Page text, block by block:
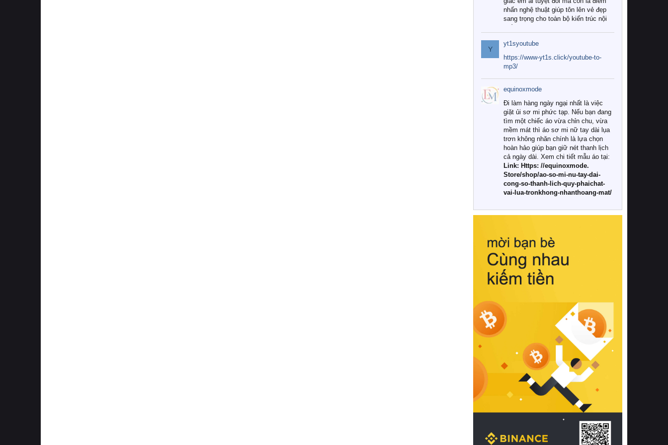
nhấn nghệ thuật giúp tôn lên vẻ đẹp
sang trọng cho toàn bộ kiến trúc nội
Tuy nhiên, giữa thị trường đa dạng
với vô vàn thương hiệu và mẫu mã
như hiện nay, làm thế nào để chọn
được những bộ chăn ga gối đệm cao
cấp thực sự chất lượng, phù hợp với
khí hậu và nhu cầu sử dụng của gia
đình? Hãy cùng chúng tôi đi tìm lời
giải đáp chi tiết qua bài viết dưới đây.
1. Tại sao các gia đình hiện đại lại ưa
chuộng chăn ga gối đệm cao cấp?
Khác với các dòng sản phẩm thông
thường, những bộ chăn ga gối đệm
cao cấp trải qua quy trình sản xuất
nghiêm ngặt từ khâu chọn lọc nguyên
liệu tự nhiên đến công nghệ dệt
nhuộm hiện đại không chứa hóa chất
này, bạn sẽ cảm nhận rõ rệt sự khác
hồi chuẩn xác của phần đệm nâng đỡ
cột sống.
Bên cạnh đó, việc lựa chọn các dòng
sản phẩm đạt chuẩn chất lượng quốc
tế còn giúp ngăn ngừa tình trạng kích
khuẩn và nấm mốc trong điều kiện
thời tiết nóng ẩm. Bạn có thể tìm hiểu
thêm các nghiên cứu khoa học về tác
động của giấc ngủ và môi trường
phòng ngủ đối với sức khỏe con
người tại Sleep Foundation (External
Link) để có cái nhìn toàn diện hơn.
2. Các tiêu chí vàng khi lựa chọn
chăn ga gối đệm cao cấp cho phòng
ngủ
Để sở hữu một bộ chăn ga gối đệm
cao cấp hoàn hảo cả về thẩm mỹ lẫn
công năng, người tiêu dùng cần cân
nhắc kỹ lưỡng các tiêu chí quan trọng
Y
yt1syoutube
https://www-yt1s.click/youtube-to-
mp3/
equinoxmode
Đi làm hàng ngày ngại nhất là việc
giặt ủi sơ mi phức tạp. Nếu bạn đang
tìm một chiếc áo vừa chỉn chu, vừa
mềm mát thì áo sơ mi nữ tay dài lụa
trơn không nhăn chính là lựa chọn
hoàn hảo giúp bạn giữ nét thanh lịch
cả ngày dài. Xem chi tiết mẫu áo tại:
Link: Https: //equinoxmode.
Store/shop/ao-so-mi-nu-tay-dai-
cong-so-thanh-lich-quy-phaichat-
vai-lua-tronkhong-nhanthoang-mat/